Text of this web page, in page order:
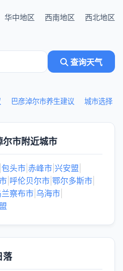
华中地区 西南地区 西北地区
查询天气
巴彦淖尔市养生建议 城市选择
尔市附近城市
包头市 赤峰市 兴安盟
呼伦贝尔市 鄂尔多斯市
兰察布市 乌海市
落